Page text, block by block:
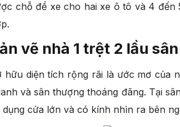
chỗ để xe cho hai xe ô tô và 4 đến
vẽ nhà 1 trệt 2 lầu
hữu diện tích rộng rãi là ước mơ của
và sân thượng thoáng đãng. Tại
dụng cửa lớn và có kính nhìn ra bên